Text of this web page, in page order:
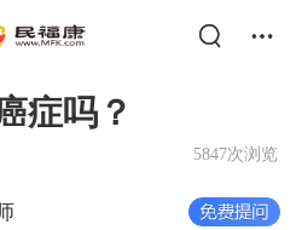
症吗？
5847次浏览